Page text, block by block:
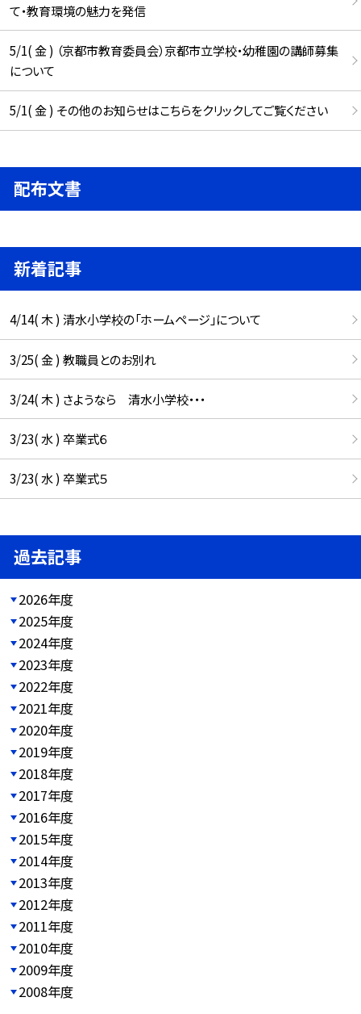
て・教育環境の魅力を発信
5/1( 金 ) （京都市教育委員会）京都市立学校・幼稚園の講師募集
について
5/1( 金 ) その他のお知らせはこちらをクリックしてご覧ください
配布文書
新着記事
4/14( 木 ) 清水小学校の「ホームページ」について
3/25( 金 ) 教職員とのお別れ
3/24( 木 ) さようなら 清水小学校・・・
3/23( 水 ) 卒業式６
3/23( 水 ) 卒業式５
過去記事
2026年度
2025年度
2024年度
2023年度
2022年度
2021年度
2020年度
2019年度
2018年度
2017年度
2016年度
2015年度
2014年度
2013年度
2012年度
2011年度
2010年度
2009年度
2008年度